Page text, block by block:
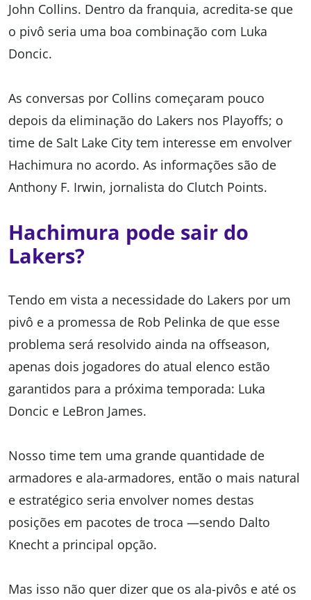
John Collins. Dentro da franquia, acredita-se que
o pivô seria uma boa combinação com Luka
Doncic.
As conversas por Collins começaram pouco
depois da eliminação do Lakers nos Playoffs; o
time de Salt Lake City tem interesse em envolver
Hachimura no acordo. As informações são de
Anthony F. Irwin, jornalista do Clutch Points.
Hachimura pode sair do
Lakers?
Tendo em vista a necessidade do Lakers por um
pivô e a promessa de Rob Pelinka de que esse
problema será resolvido ainda na offseason,
apenas dois jogadores do atual elenco estão
garantidos para a próxima temporada: Luka
Doncic e LeBron James.
Nosso time tem uma grande quantidade de
armadores e ala-armadores, então o mais natural
e estratégico seria envolver nomes destas
posições em pacotes de troca —sendo Dalto
Knecht a principal opção.
Mas isso não quer dizer que os ala-pivôs e até os